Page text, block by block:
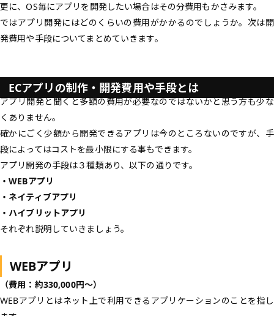
更に、OS毎にアプリを開発したい場合はその分費用もかさみます。
ではアプリ開発にはどのくらいの費用がかかるのでしょうか。次は開
発費用や手段についてまとめていきます。
ECアプリの制作・開発費用や手段とは
アプリ開発と聞くと多額の費用が必要なのではないかと思う方も少な
くありません。
確かにごく少額から開発できるアプリは今のところないのですが、手
段によってはコストを最小限にする事もできます。
アプリ開発の手段は３種類あり、以下の通りです。
・WEBアプリ
・ネイティブアプリ
・ハイブリットアプリ
それぞれ説明していきましょう。
WEBアプリ
（費用：約330,000円〜）
WEBアプリとはネット上で利用できるアプリケーションのことを指し